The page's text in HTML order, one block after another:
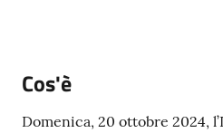
e
Cos'è
Domenica, 20 ottobre 2024,